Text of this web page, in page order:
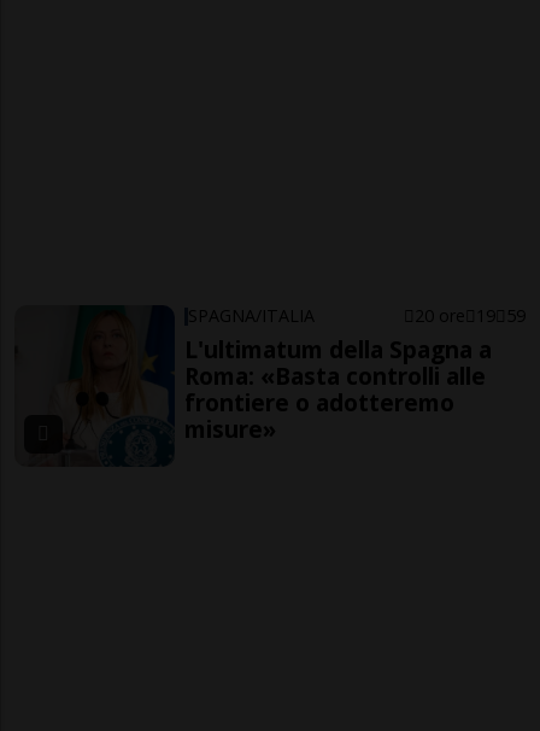
SPAGNA/ITALIA 20 ore 19 59
L'ultimatum della Spagna a
Roma: «Basta controlli alle
frontiere o adotteremo
misure»